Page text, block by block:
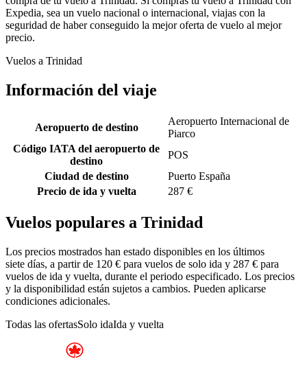
Expedia, sea un vuelo nacional o internacional, viajas con la
seguridad de haber conseguido la mejor oferta de vuelo al mejor
precio.
Vuelos a Trinidad
Información del viaje
Aeropuerto de destino
Aeropuerto Internacional de
Piarco
Código IATA del aeropuerto de
destino
POS
Ciudad de destino
Puerto España
Precio de ida y vuelta
287 €
Vuelos populares a Trinidad
Los precios mostrados han estado disponibles en los últimos
siete días, a partir de 120 € para vuelos de solo ida y 287 € para
vuelos de ida y vuelta, durante el periodo especificado. Los precios
y la disponibilidad están sujetos a cambios. Pueden aplicarse
condiciones adicionales.
Todas las ofertasSolo idaIda y vuelta